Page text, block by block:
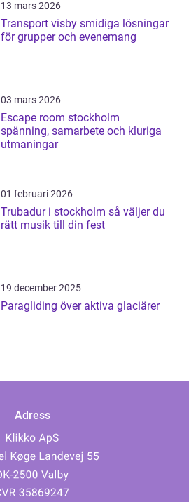
13 mars 2026
Transport visby smidiga lösningar
för grupper och evenemang
03 mars 2026
Escape room stockholm
spänning, samarbete och kluriga
utmaningar
01 februari 2026
Trubadur i stockholm så väljer du
rätt musik till din fest
19 december 2025
Paragliding över aktiva glaciärer
Adress